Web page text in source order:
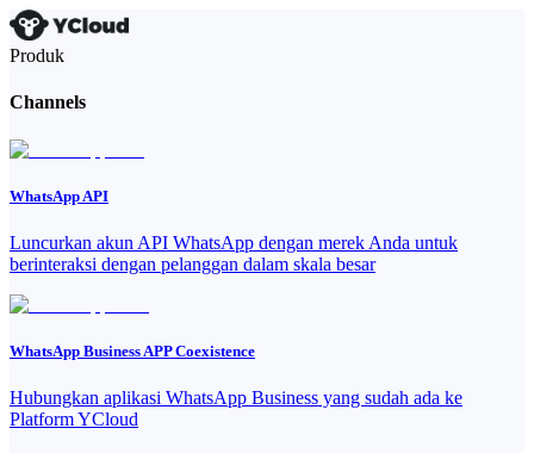
Produk
Channels
WhatsApp API
Luncurkan akun API WhatsApp dengan merek Anda untuk
berinteraksi dengan pelanggan dalam skala besar
WhatsApp Business APP Coexistence
Hubungkan aplikasi WhatsApp Business yang sudah ada ke
Platform YCloud